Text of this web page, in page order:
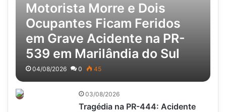
Motorista Morre e Dois
Ocupantes Ficam Feridos
em Grave Acidente na PR-
539 em Marilândia do Sul
04/08/2026 0 45
03/08/2026
Tragédia na PR-444: Acidente